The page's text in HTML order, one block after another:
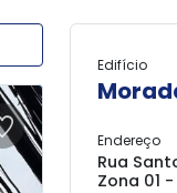
Edifício
Endereço
Rua
Zona 01